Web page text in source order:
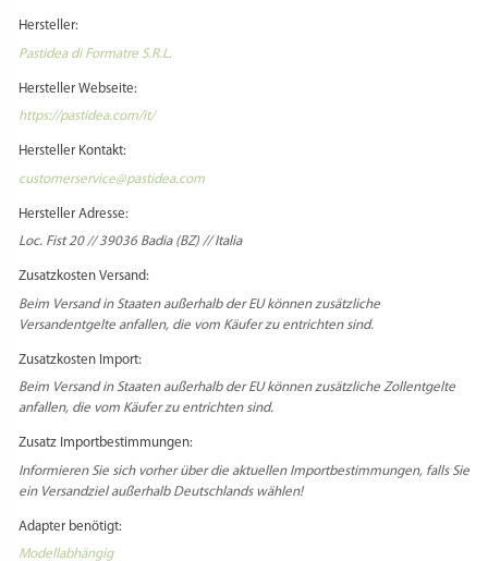
Hersteller:
Pastidea di Formatre S.R.L.
Hersteller Webseite:
https://pastidea.com/it/
Hersteller Kontakt:
customerservice@pastidea.com
Hersteller Adresse:
Loc. Fist 20 // 39036 Badia (BZ) // Italia
Zusatzkosten Versand:
Beim Versand in Staaten außerhalb der EU können zusätzliche
Versandentgelte anfallen, die vom Käufer zu entrichten sind.
Zusatzkosten Import:
Beim Versand in Staaten außerhalb der EU können zusätzliche Zollentgelte
anfallen, die vom Käufer zu entrichten sind.
Zusatz Importbestimmungen:
Informieren Sie sich vorher über die aktuellen Importbestimmungen, falls Sie
ein Versandziel außerhalb Deutschlands wählen!
Adapter benötigt:
Modellabhängig